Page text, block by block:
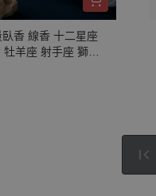
香 線香 十二星座
羊座 射手座 獅子
蠍座 水瓶座 雙子座
處女座 百年香柏